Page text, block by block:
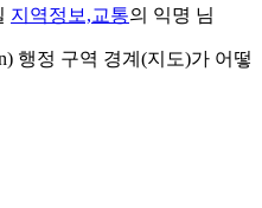
지역정보,교통의 익명 님
행정 구역 경계(지도)가 어떻